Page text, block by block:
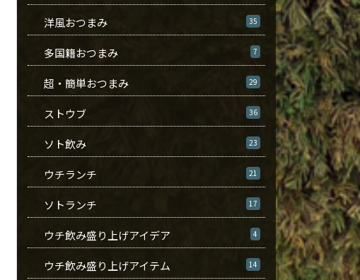
洋風おつまみ 35
多国籍おつまみ 7
超・簡単おつまみ 29
ストウブ 36
ソト飲み 23
ウチランチ 21
ソトランチ 17
ウチ飲み盛り上げアイデア 4
ウチ飲み盛り上げアイテム 14